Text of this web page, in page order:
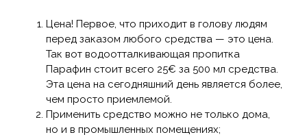
Цена! Первое, что приходит в голову людям
перед заказом любого средства — это цена.
Так вот водоотталкивающая пропитка
Парафин стоит всего 25€ за 500 мл средства.
Эта цена на сегодняшний день является более,
чем просто приемлемой.
Применить средство можно не только дома,
но и в промышленных помещениях;